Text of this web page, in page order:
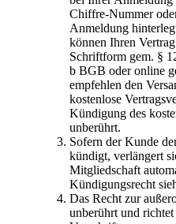
Chiffre-Nummer
Anmeldung
können Ihren
Schriftform gem. §
b BGB oder online
empfehlen den
kostenlose
Kündigung des
unberührt.
Sofern der Kunde
kündigt, verlängert
Mitgliedschaft
Kündigungsrecht
Das Recht zur
unberührt und